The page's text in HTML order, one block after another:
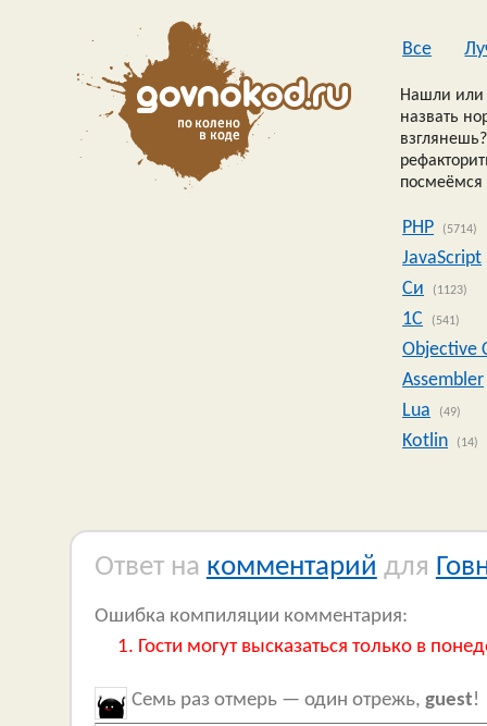
Все
Нашли или
назвать
посмеёмся
PHP (5714)
JavaScript
Си
(1123)
1C (541)
Objective
Assembler
Lua
(49)
Kotlin (14)
Ответ на комментарий для
Ошибка компиляции комментария:
Гости могут высказаться только в
Семь раз отмерь — один отрежь, guest!